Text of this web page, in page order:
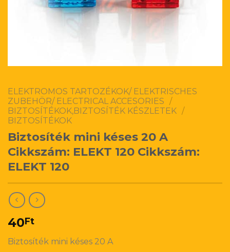
ELEKTROMOS TARTOZÉKOK/ ELEKTRISCHES
ZUBEHÖR/ ELECTRICAL ACCESORIES /
BIZTOSÍTÉKOK,BIZTOSÍTÉK KÉSZLETEK /
BIZTOSÍTÉKOK
Biztosíték mini késes 20 A
Cikkszám: ELEKT 120 Cikkszám:
ELEKT 120
40Ft
Biztosíték mini késes 20 A